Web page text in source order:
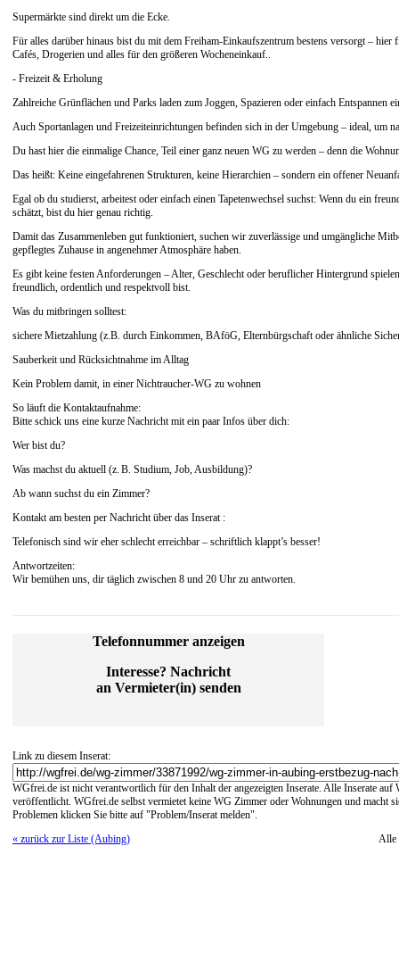
Supermärkte sind direkt um die Ecke.
Für alles darüber hinaus bist du mit dem Freiham-Einkaufszentrum bestens versorgt – hier
Cafés, Drogerien und alles für den größeren Wocheneinkauf..
- Freizeit & Erholung
Zahlreiche Grünflächen und Parks laden zum Joggen, Spazieren oder einfach Entspannen
Auch Sportanlagen und Freizeiteinrichtungen befinden sich in der Umgebung – ideal, um
Du hast hier die einmalige Chance, Teil einer ganz neuen WG zu werden – denn die
Das heißt: Keine eingefahrenen Strukturen, keine Hierarchien – sondern ein offener
Egal ob du studierst, arbeitest oder einfach einen Tapetenwechsel suchst: Wenn du ein
schätzt, bist du hier genau richtig.
Damit das Zusammenleben gut funktioniert, suchen wir zuverlässige und umgängliche
gepflegtes Zuhause in angenehmer Atmosphäre haben.
Es gibt keine festen Anforderungen – Alter, Geschlecht oder beruflicher Hintergrund
freundlich, ordentlich und respektvoll bist.
Was du mitbringen solltest:
sichere Mietzahlung (z.B. durch Einkommen, BAföG, Elternbürgschaft oder ähnliche
Sauberkeit und Rücksichtnahme im Alltag
Kein Problem damit, in einer Nichtraucher-WG zu wohnen
So läuft die Kontaktaufnahme:
Bitte schick uns eine kurze Nachricht mit ein paar Infos über dich:
Wer bist du?
Was machst du aktuell (z. B. Studium, Job, Ausbildung)?
Ab wann suchst du ein Zimmer?
Kontakt am besten per Nachricht über das Inserat :
Telefonisch sind wir eher schlecht erreichbar – schriftlich klappt’s besser!
Antwortzeiten:
Wir bemühen uns, dir täglich zwischen 8 und 20 Uhr zu antworten.
Telefonnummer anzeigen
Interesse? Nachricht
an Vermieter(in) senden
Link zu diesem Inserat:
WGfrei.de ist nicht verantwortlich für den Inhalt der angezeigten Inserate. Alle Inserate
veröffentlicht. WGfrei.de selbst vermietet keine WG Zimmer oder Wohnungen und macht
Problemen klicken Sie bitte auf "Problem/Inserat melden".
« zurück zur Liste (Aubing)
Alle